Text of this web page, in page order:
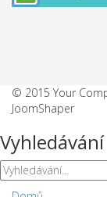
© 2015 Your
JoomShaper
Vyhledávání